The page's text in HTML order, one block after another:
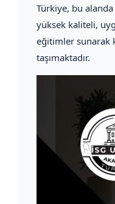
Türkiye, bu
yüksek kaliteli,
eğitimler sunarak
taşımaktadır.